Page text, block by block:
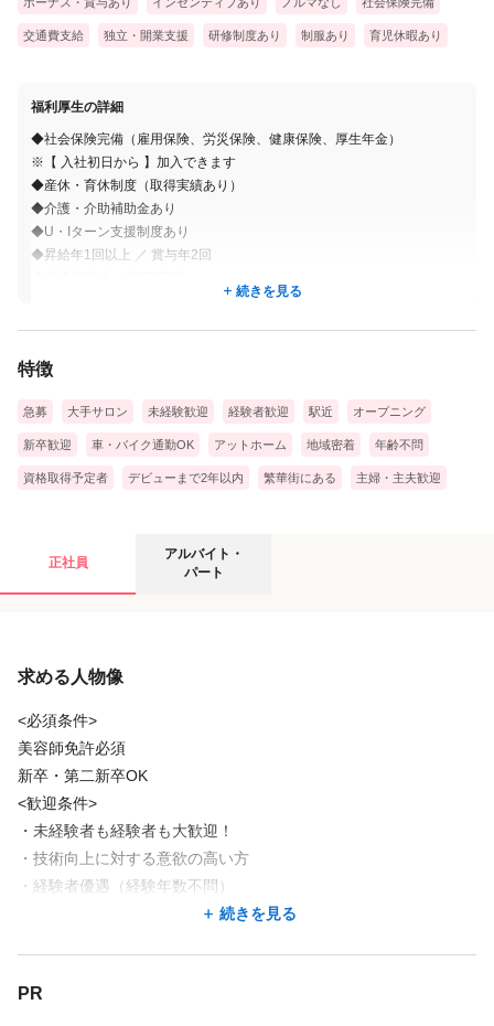
━━━━━━━━━━━━
無理のない予約枠を設定しているため、
お客様一人ひとりに集中できます。
◆ 眉毛ワックス施術
・ご新規様：45分
（カウンセリング目安：10〜15分）
しっかりお悩みを聞ける時間を
確保しているので、
という心配はありません 🌿
━━━━━━━━━━━
・モデル探しは【 会社が完全サポート 】
・研修中の給与減額なし（通常支給）
技術だけでなく、接客や考え方まで
交通費支給 独立・開業支援 研修制度あり 制服あり 育児休暇あり
福利厚生の詳細
◆社会保険完備（雇用保険、労災保険、健康保険、厚生年金）
※【 入社初日から 】加入できます
◆産休・育休制度（取得実績あり）
◆介護・介助補助金あり
◆U・Iターン支援制度あり
◆昇給年1回以上 ／ 賞与年2回
◆業績達成旅行、食事会
続きを見る
特徴
急募 大手サロン 未経験歓迎 経験者歓迎 駅近 オープニング
新卒歓迎 車・バイク通勤OK アットホーム 地域密着 年齢不問
資格取得予定者 デビューまで2年以内 繁華街にある 主婦・主夫歓迎
アルバイト・パートの募集要項
時給1,300円
※スキルや経験により応相談
【モデル月収】
1年目/25歳/未経験者
月収例320,000円（交通費別途支給）
■ 給与内訳
・基本給 250,000円
・売上インセンティブ 50,000円
・賞与 年2回（業績により変動）
正社員
アルバイト・
パート
求める人物像
<必須条件>
美容師免許必須
新卒・第二新卒OK
<歓迎条件>
・未経験者も経験者も大歓迎！
・技術向上に対する意欲の高い方
・経験者優遇（経験年数不問）
・アイリスト・美容スタッフ・アイデザイナー・まつ毛パーマ/マ
続きを見る
PR